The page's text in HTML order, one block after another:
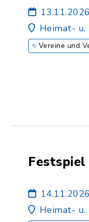
13.11.2026
Heimat- u.
Vereine und
Festspiel
14.11.2026
Heimat- u.